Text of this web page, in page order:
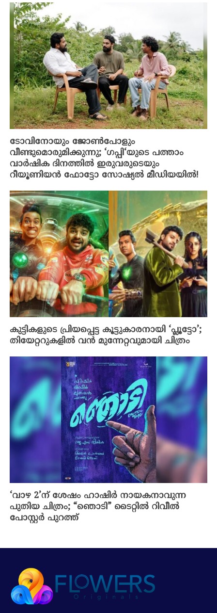
ടോവിനോയും ജോൺപോളും
വീണ്ടുമൊരുമിക്കുന്നു; ‘ഗപ്പി‘യുടെ പത്താം
വാർഷിക ദിനത്തിൽ ഇരുവരുടെയും
റീയൂണിയൻ ഫോട്ടോ സോഷ്യൽ മീഡിയയിൽ!
കുട്ടികളുടെ പ്രിയപ്പെട്ട കൂട്ടുകാരനായി ‘പ്ലൂട്ടോ’;
തിയേറ്ററുകളിൽ വൻ മുന്നേറ്റവുമായി ചിത്രം
‘വാഴ 2’ന് ശേഷം ഹാഷിർ നായകനാവുന്ന
പുതിയ ചിത്രം; “ഞൊടി” ടൈറ്റിൽ റിവീൽ
പോസ്റ്റർ പുറത്ത്